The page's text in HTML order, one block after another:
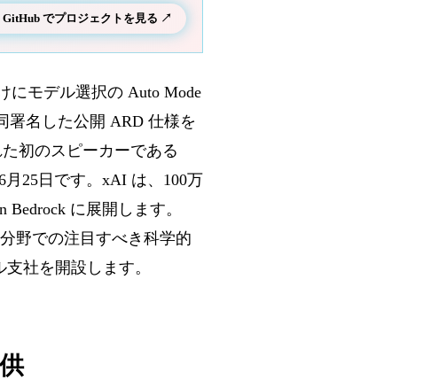
GitHub でプロジェクトを見る ↗
にモデル選択の Auto Mode
署名した公開 ARD 仕様を
初のスピーカーである
月25日です。xAI は、100万
に展開します。
野での注目すべき科学的
社を開設します。